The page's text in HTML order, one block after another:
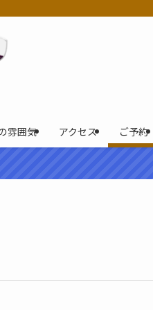
雰囲気 アクセス ご予約